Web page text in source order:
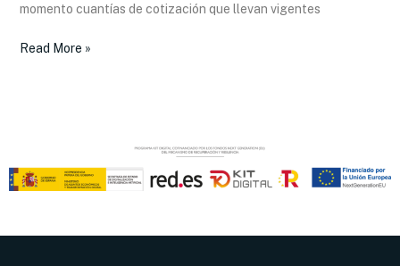
momento cuantías de cotización que llevan vigentes
Social
Read More »